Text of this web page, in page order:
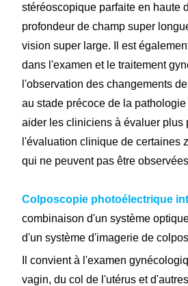
stéréoscopique parfaite en haute
profondeur de champ super
vision super large. Il est
dans l'examen et le traitement
l'observation des changements
au stade précoce de la
aider les cliniciens à évaluer plus
l'évaluation clinique de certaines
qui ne peuvent pas être
Colposcopie photoélectrique
combinaison d'un système
d'un système d'imagerie de
Il convient à l'examen
vagin, du col de l'utérus et